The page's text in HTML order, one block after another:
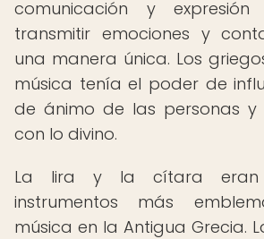
comunicación y
transmitir emociones y
una manera única. Los
música tenía el poder de
de ánimo de las personas y
con lo divino.
La lira y la cítara
instrumentos más
música en la Antigua Grecia.